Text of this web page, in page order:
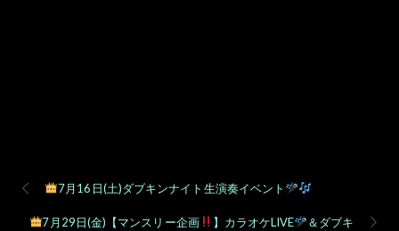
7月16日(土)ダブキンナイト生演奏イベント
7月29日(金)【マンスリー企画 】カラオケLIVE
＆ダブキ